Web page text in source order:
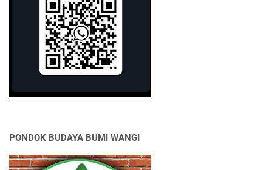
PONDOK BUDAYA BUMI WANGI